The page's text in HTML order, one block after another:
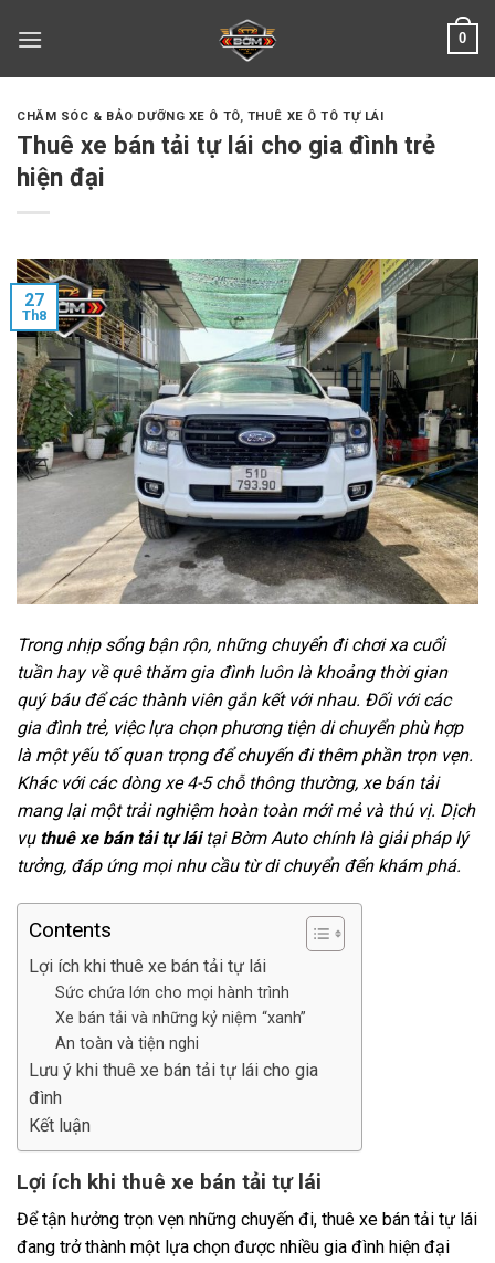
0
CHĂM SÓC & BẢO DƯỠNG XE Ô TÔ, THUÊ XE Ô TÔ TỰ LÁI
Thuê xe bán tải tự lái cho gia đình trẻ
hiện đại
27
Th8
Trong nhịp sống bận rộn, những chuyến đi chơi xa cuối
tuần hay về quê thăm gia đình luôn là khoảng thời gian
quý báu để các thành viên gắn kết với nhau. Đối với các
gia đình trẻ, việc lựa chọn phương tiện di chuyển phù hợp
là một yếu tố quan trọng để chuyến đi thêm phần trọn vẹn.
Khác với các dòng xe 4-5 chỗ thông thường, xe bán tải
mang lại một trải nghiệm hoàn toàn mới mẻ và thú vị. Dịch
vụ thuê xe bán tải tự lái tại Bờm Auto chính là giải pháp lý
tưởng, đáp ứng mọi nhu cầu từ di chuyển đến khám phá.
Contents
Lợi ích khi thuê xe bán tải tự lái
Sức chứa lớn cho mọi hành trình
Xe bán tải và những kỷ niệm “xanh”
An toàn và tiện nghi
Lưu ý khi thuê xe bán tải tự lái cho gia
đình
Kết luận
Lợi ích khi thuê xe bán tải tự lái
Để tận hưởng trọn vẹn những chuyến đi, thuê xe bán tải tự lái
đang trở thành một lựa chọn được nhiều gia đình hiện đại